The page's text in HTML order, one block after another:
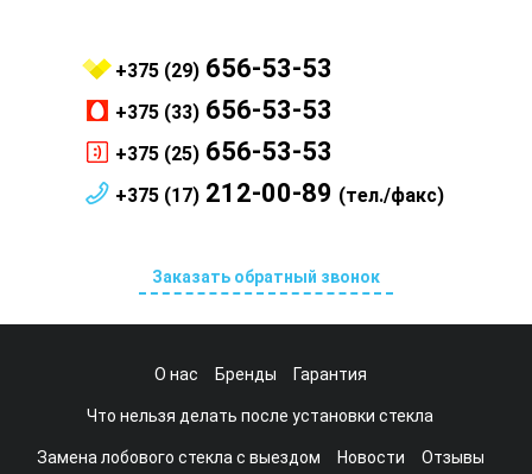
+375 (29) 656-53-53
+375 (33) 656-53-53
+375 (25) 656-53-53
+375 (17) 212-00-89 (тел./факс)
Заказать обратный звонок
О нас Бренды Гарантия
Что нельзя делать после установки стекла
Замена лобового стекла с выездом Новости Отзывы